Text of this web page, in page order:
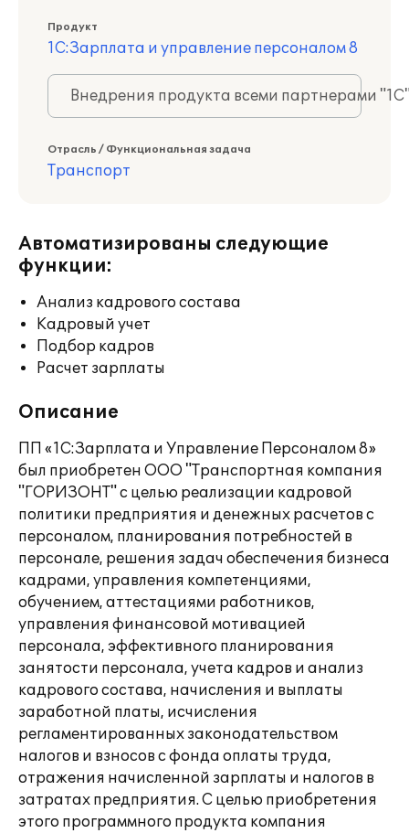
Продукт
1С:Зарплата и управление персоналом 8
Внедрения продукта всеми партнерами
Отрасль / Функциональная задача
Транспорт
Автоматизированы следующие
функции:
Анализ кадрового состава
Кадровый учет
Подбор кадров
Расчет зарплаты
Описание
ПП «1С:Зарплата и Управление Персоналом 8»
был приобретен ООО "Транспортная компания
"ГОРИЗОНТ" с целью реализации кадровой
политики предприятия и денежных расчетов с
персоналом, планирования потребностей в
персонале, решения задач обеспечения бизнеса
кадрами, управления компетенциями,
обучением, аттестациями работников,
управления финансовой мотивацией
персонала, эффективного планирования
занятости персонала, учета кадров и анализ
кадрового состава, начисления и выплаты
заработной платы, исчисления
регламентированных законодательством
налогов и взносов с фонда оплаты труда,
отражения начисленной зарплаты и налогов в
затратах предприятия. С целью приобретения
этого программного продукта компания